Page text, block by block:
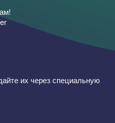
их через специальную